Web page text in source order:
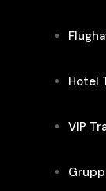
Hotel
VIP